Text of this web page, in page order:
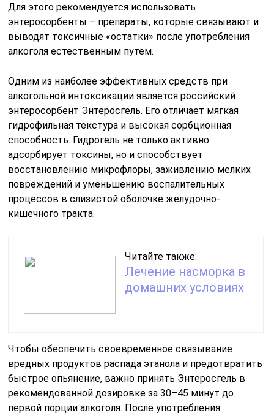
Для этого рекомендуется использовать
энтеросорбенты – препараты, которые связывают и
выводят токсичные «остатки» после употребления
алкоголя естественным путем.
Одним из наиболее эффективных средств при
алкогольной интоксикации является российский
энтеросорбент Энтеросгель. Его отличает мягкая
гидрофильная текстура и высокая сорбционная
способность. Гидрогель не только активно
адсорбирует токсины, но и способствует
восстановлению микрофлоры, заживлению мелких
повреждений и уменьшению воспалительных
процессов в слизистой оболочке желудочно-
кишечного тракта.
Читайте также:
Лечение насморка в
домашних условиях
Чтобы обеспечить своевременное связывание
вредных продуктов распада этанола и предотвратить
быстрое опьянение, важно принять Энтеросгель в
рекомендованной дозировке за 30–45 минут до
первой порции алкоголя. После употребления